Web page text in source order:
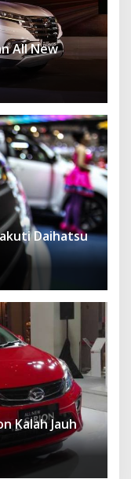
All New
Daihatsu
Kalah Jauh